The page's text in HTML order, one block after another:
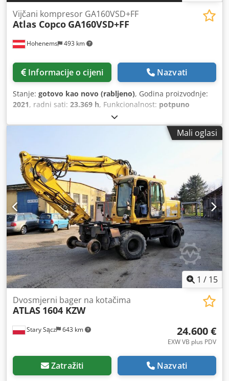
Hohenems 493 km
Vijčani kompresor GA160VSD+FF
Atlas Copco GA160VSD+FF
Informacije o cijeni Nazvati
Stanje: gotovo kao novo (rabljeno), Godina proizvodnje:
2021, radni sati: 23.369 h, Funkcionalnost: potpuno
, Vijčani kompresor Atlas Copco GA160VSD+FF
Premium Ugrađeni frekventni pretvarač i sušač. 160 kW
Crodpfxjyzgtys Aqwjf 8.30 bar 33.10 m3/min GodinaMali oglasi
1 / 15
Stary Sącz 643 km
Dvosmjerni bager na kotačima
ATLAS 1604 KZW
24.600 €
EXW VB plus PDV
Zatražiti Nazvati